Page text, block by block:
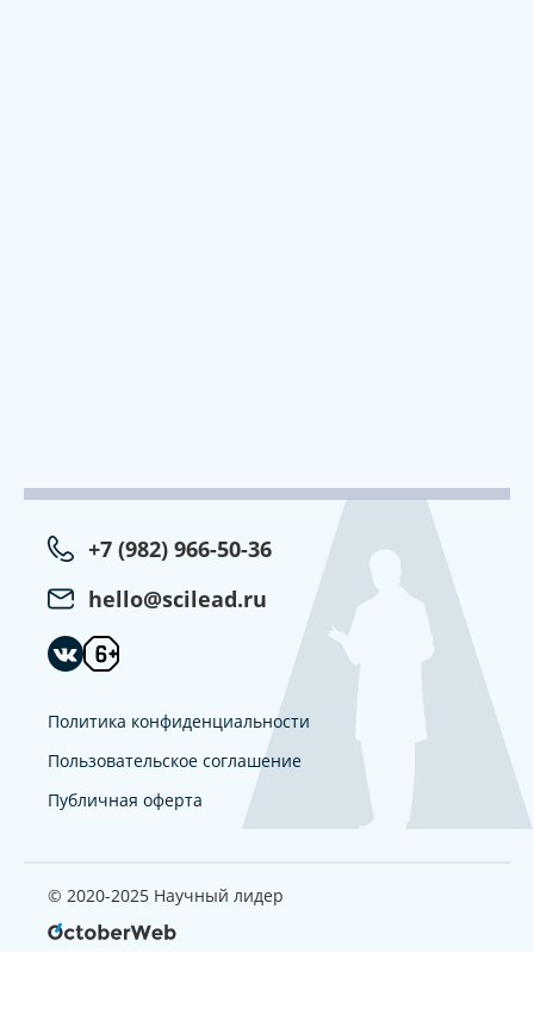
+7 (982) 966-50-36
hello@scilead.ru
Политика конфиденциальности
Пользовательское соглашение
Публичная оферта
© 2020-2025 Научный лидер